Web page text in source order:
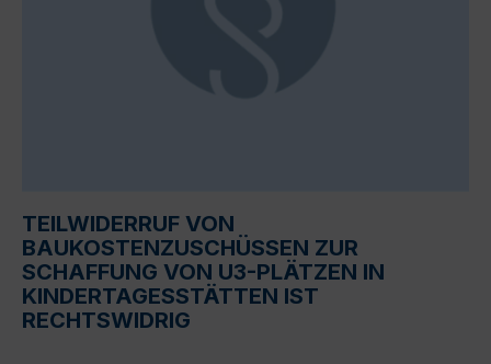
TEILWIDERRUF VON
BAUKOSTENZUSCHÜSSEN ZUR
SCHAFFUNG VON U3-PLÄTZEN IN
KINDERTAGESSTÄTTEN IST
RECHTSWIDRIG